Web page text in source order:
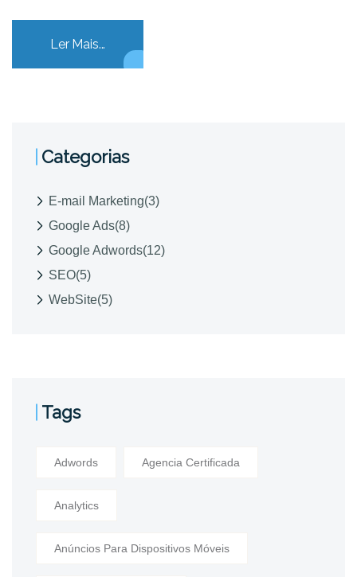
Ler Mais...
Categorias
E-mail Marketing(3)
Google Ads(8)
Google Adwords(12)
SEO(5)
WebSite(5)
Tags
Adwords Agencia Certificada
Analytics
Anúncios Para Dispositivos Móveis